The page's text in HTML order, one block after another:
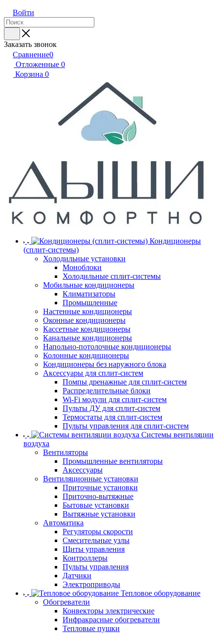
Войти
Заказать звонок
Сравнение0
Отложенные 0
Корзина 0
Кондиционеры
(сплит-системы)
Холодильные установки
Моноблоки
Холодильные сплит-системы
Мобильные кондиционеры
Климатизаторы
Промышленные
Настенные кондиционеры
Оконные кондиционеры
Кассетные кондиционеры
Канальные кондиционеры
Напольно-потолочные кондиционеры
Колонные кондиционеры
Кондиционеры без наружного блока
Аксессуары для сплит-систем
Помпы дренажные для сплит-систем
Распределительные блоки
Wi-Fi модули для сплит-систем
Пульты ДУ для сплит-систем
Термостаты для сплит-систем
Пульты управления для сплит-систем
Системы вентиляции
воздуха
Вентиляторы
Промышленные вентиляторы
Аксессуары
Вентиляционные установки
Приточные установки
Приточно-вытяжные
Бытовые установки
Вытяжные установки
Автоматика
Регуляторы скорости
Смесительные узлы
Щиты управления
Контроллеры
Пульты управления
Датчики
Электроприводы
Тепловое оборудование
Обогреватели
Конвекторы электрические
Инфракрасные обогреватели
Тепловые пушки